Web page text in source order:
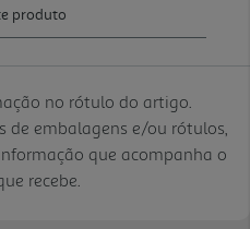
no rótulo do artigo.
de embalagens e/ou rótulos,
que acompanha o
recebe.